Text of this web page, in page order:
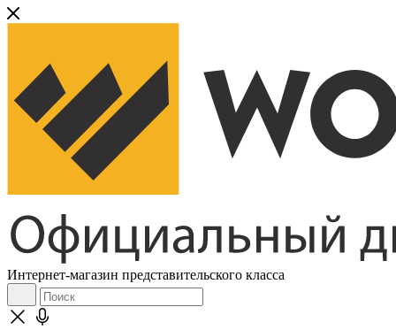
Интернет-магазин представительского класса